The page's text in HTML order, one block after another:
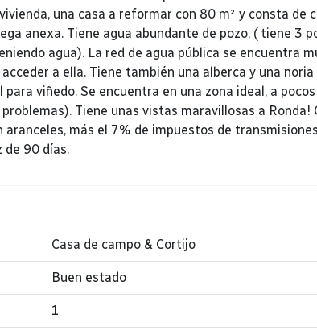
una casa a reformar con 80 m² y consta de
anexa. Tiene agua abundante de pozo, ( tiene 3
agua). La red de agua pública se encuentra
a ella. Tiene también una alberca y una
viñedo. Se encuentra en una zona ideal, a
problemas). Tiene unas vistas maravillosas a Ronda!
más el 7% de impuestos de transmisiones
de 90 días.
Casa de campo & Cortijo
Buen estado
1